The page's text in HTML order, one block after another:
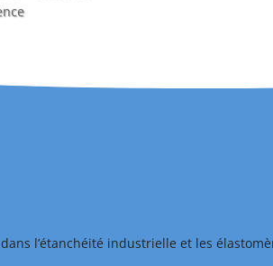
l’étanchéité industrielle et les